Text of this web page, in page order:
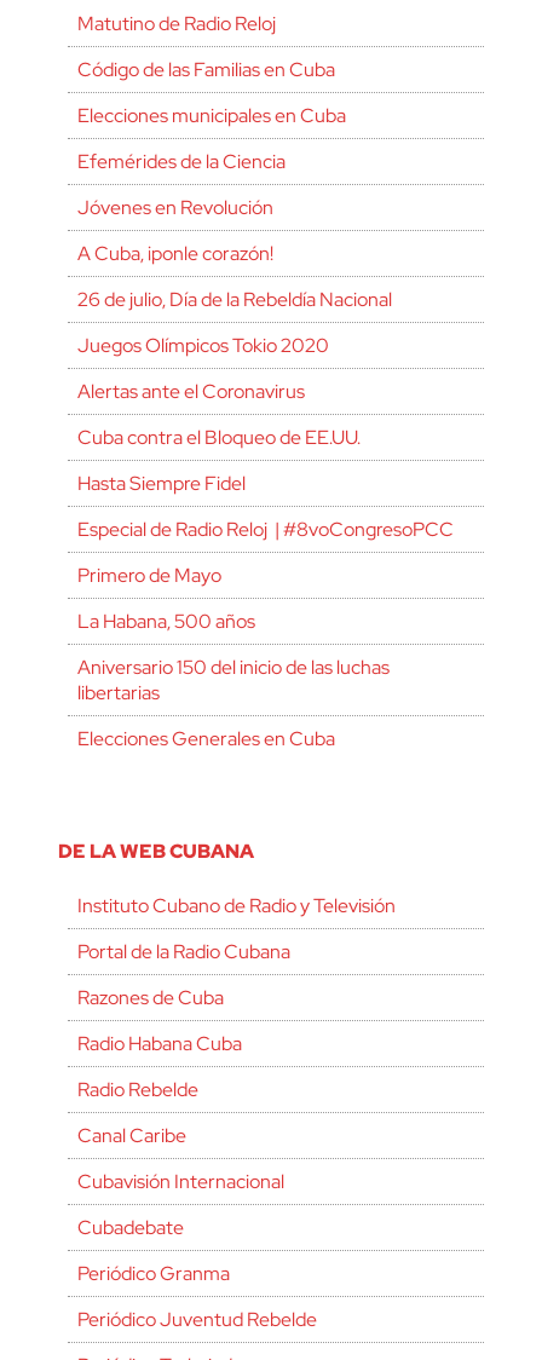
Matutino de Radio Reloj
Código de las Familias en Cuba
Elecciones municipales en Cuba
Efemérides de la Ciencia
Jóvenes en Revolución
A Cuba, ¡ponle corazón!
26 de julio, Día de la Rebeldía Nacional
Juegos Olímpicos Tokio 2020
Alertas ante el Coronavirus
Cuba contra el Bloqueo de EE.UU.
Hasta Siempre Fidel
Especial de Radio Reloj | #8voCongresoPCC
Primero de Mayo
La Habana, 500 años
Aniversario 150 del inicio de las luchas
libertarias
Elecciones Generales en Cuba
DE LA WEB CUBANA
Instituto Cubano de Radio y Televisión
Portal de la Radio Cubana
Razones de Cuba
Radio Habana Cuba
Radio Rebelde
Canal Caribe
Cubavisión Internacional
Cubadebate
Periódico Granma
Periódico Juventud Rebelde